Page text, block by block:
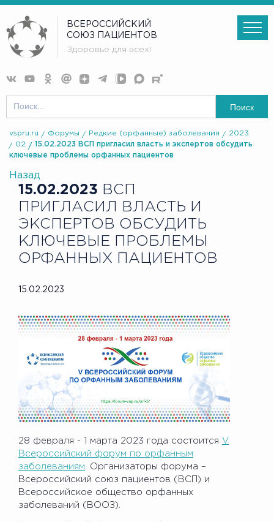
ВСЕРОССИЙСКИЙ
СОЮЗ ПАЦИЕНТОВ
Здоровье для всех!
Поиск
vspru.ru Форумы Редкие (орфанные) заболевания
2023
02
15.02.2023 ВСП пригласил власть и экспертов обсудить
ключевые проблемы орфанных пациентов
Назад
15.02.2023 ВСП
ПРИГЛАСИЛ ВЛАСТЬ И
ЭКСПЕРТОВ ОБСУДИТЬ
КЛЮЧЕВЫЕ ПРОБЛЕМЫ
ОРФАННЫХ ПАЦИЕНТОВ
15.02.2023
28 февраля - 1 марта 2023 года состоится V
Всероссийский форум по орфанным
заболеваниям . Организаторы форума –
Всероссийский союз пациентов (ВСП) и
Всероссийское общество орфанных
заболеваний (ВООЗ).